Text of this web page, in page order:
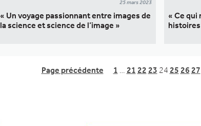
25 mars 2023
« Un voyage passionnant entre images de
la science et science de l’image »
« Ce qui
histoires
Page précédente 1 … 21 22 23 24 25 26 27